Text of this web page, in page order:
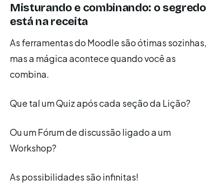
Misturando e combinando: o segredo
está na receita
As ferramentas do Moodle são ótimas sozinhas,
mas a mágica acontece quando você as
combina.
Que tal um Quiz após cada seção da Lição?
Ou um Fórum de discussão ligado a um
Workshop?
As possibilidades são infinitas!